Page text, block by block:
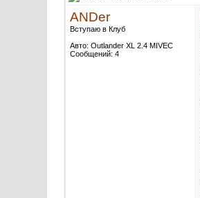
ANDer
Вступаю в Клуб
Авто: Outlander XL 2.4 MIVEC
Сообщений: 4